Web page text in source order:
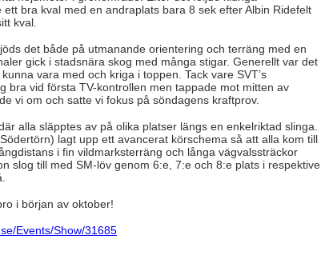
bra kval med en andraplats bara 8 sek efter Albin Ridefelt
kval.
det både på utmanande orientering och terräng med en
gick i stadsnära skog med många stigar. Generellt var det
vara med och kriga i toppen. Tack vare SVT’s
bra vid första TV-kontrollen men tappade mot mitten av
vi om och satte vi fokus på söndagens kraftprov.
alla släpptes av på olika platser längs en enkelriktad slinga.
lagt upp ett avancerat körschema så att alla kom till
i fin vildmarksterräng och långa vägvalssträckor
slog till med SM-löv genom 6:e, 7:e och 8:e plats i respektive
i början av oktober!
Events/Show/31685